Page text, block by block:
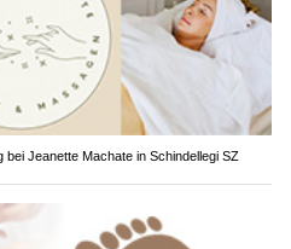
Jeanette Machate in Schindellegi SZ